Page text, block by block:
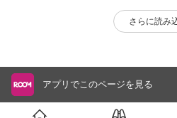
さらに読み
アプリでこのページを見る